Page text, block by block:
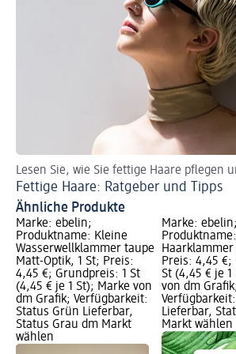
Lesen Sie, wie Sie fettige Haare pflegen
Fettige Haare: Ratgeber und Tipps
Ähnliche Produkte
Marke: ebelin;
Produktname: Kleine
Wasserwellklammer taupe
Matt-Optik, 1 St; Preis:
4,45 €; Grundpreis: 1 St
(4,45 € je 1 St); Marke von
dm Grafik; Verfügbarkeit:
Status Grün Lieferbar,
Status Grau dm Markt
wählen
Marke: ebelin;
Haarklammer
Preis: 4,45 €;
St (4,45 € je
von dm Grafik;
Lieferbar,
Markt wählen